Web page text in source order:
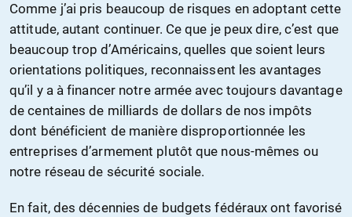
Comme j’ai pris beaucoup de risques en adoptant cette
attitude, autant continuer. Ce que je peux dire, c’est que
beaucoup trop d’Américains, quelles que soient leurs
orientations politiques, reconnaissent les avantages
qu’il y a à financer notre armée avec toujours davantage
de centaines de milliards de dollars de nos impôts
dont bénéficient de manière disproportionnée les
entreprises d’armement plutôt que nous-mêmes ou
notre réseau de sécurité sociale.
En fait, des décennies de budgets fédéraux ont favorisé